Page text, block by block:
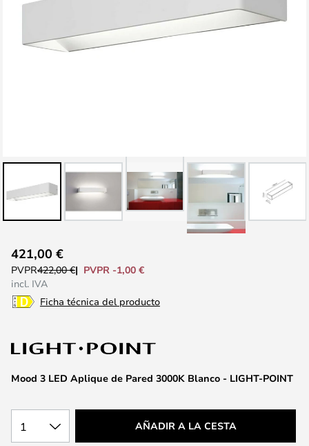
al
comienzo
de
de
Mood 3 LED Aplique de Pared 3000K Blanco - LIGHT-POINT
421,00 €
PVPR422,00 €
PVPR -1,00 €
incl. IVA
Ficha técnica del producto
1 AÑADIR A LA CESTA